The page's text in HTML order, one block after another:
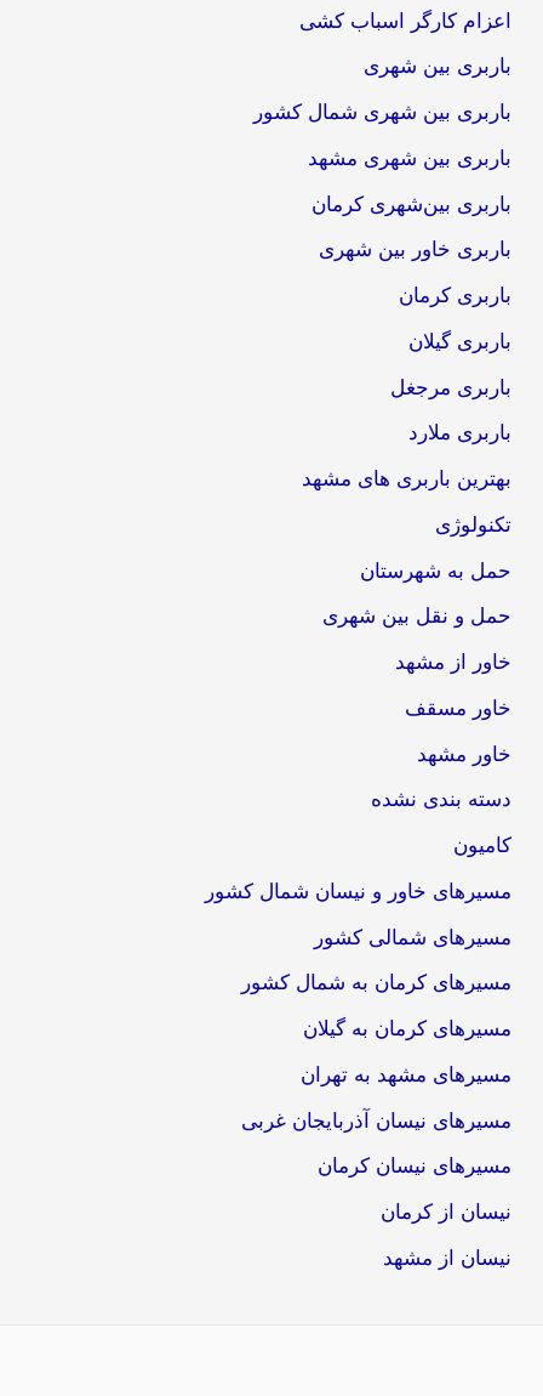
اعزام کارگر اسباب کشی
باربری بین شهری
باربری بین شهری شمال کشور
باربری بین شهری مشهد
باربری بین‌شهری کرمان
باربری خاور بین شهری
باربری کرمان
باربری گیلان
باربری مرجغل
باربری ملارد
بهترین باربری های مشهد
تکنولوژی
حمل به شهرستان
حمل و نقل بین شهری
خاور از مشهد
خاور مسقف
خاور مشهد
دسته بندی نشده
کامیون
مسیرهای خاور و نیسان شمال کشور
مسیرهای شمالی کشور
مسیرهای کرمان به شمال کشور
مسیرهای کرمان به گیلان
مسیرهای مشهد به تهران
مسیرهای نیسان آذربایجان غربی
مسیرهای نیسان کرمان
نیسان از کرمان
نیسان از مشهد